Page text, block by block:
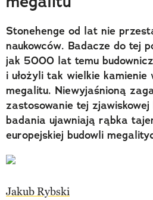
Stonehenge od lat nie
naukowców. Badacze do tej
jak 5000 lat temu
i ułożyli tak wielkie
megalitu. Niewyjaśnioną
zastosowanie tej
badania ujawniają rąbka
europejskiej budowli
Jakub Rybski